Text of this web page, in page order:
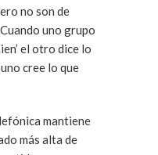
no son de
uno grupo
el otro dice lo
cree lo que
mantiene
más alta de